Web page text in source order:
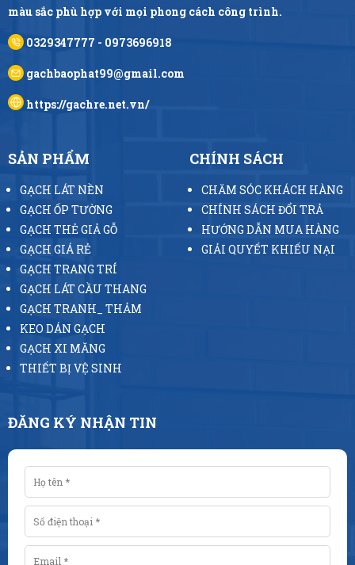
màu sắc phù hợp với mọi phong cách công trình.
0329347777 - 0973696918
gachbaophat99@gmail.com
https://gachre.net.vn/
SẢN PHẨM
GẠCH LÁT NỀN
GẠCH ỐP TƯỜNG
GẠCH THẺ GIẢ GỖ
GẠCH GIÁ RẺ
GẠCH TRANG TRÍ
GẠCH LÁT CẦU THANG
GẠCH TRANH_ THẢM
KEO DÁN GẠCH
GẠCH XI MĂNG
THIẾT BỊ VỆ SINH
CHÍNH SÁCH
CHĂM SÓC KHÁCH HÀNG
CHÍNH SÁCH ĐỔI TRẢ
HƯỚNG DẪN MUA HÀNG
GIẢI QUYẾT KHIẾU NẠI
ĐĂNG KÝ NHẬN TIN